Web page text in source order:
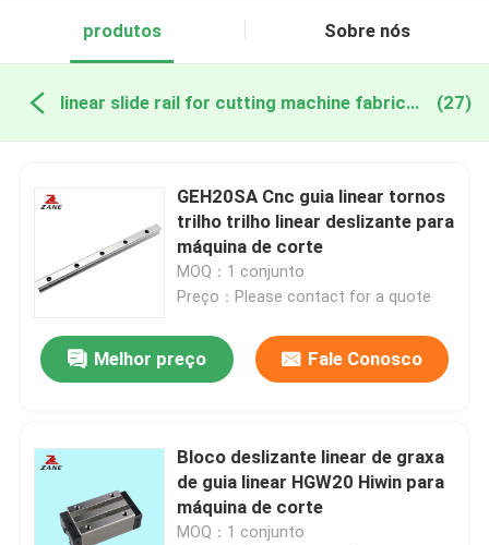
produtos Sobre nós
linear slide rail for cutting machine fabricação online (27)
GEH20SA Cnc guia linear tornos
trilho trilho linear deslizante para
máquina de corte
MOQ：1 conjunto
Preço：Please contact for a quote
Melhor preço Fale Conosco
Bloco deslizante linear de graxa
de guia linear HGW20 Hiwin para
máquina de corte
MOQ：1 conjunto